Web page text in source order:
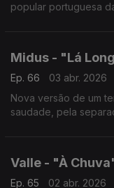
popular portuguesa
Midus - "Lá
Ep. 66
03 abr. 2026
Nova versão de um
saudade, pela
Valle - "À
Ep. 65 02 abr. 2026